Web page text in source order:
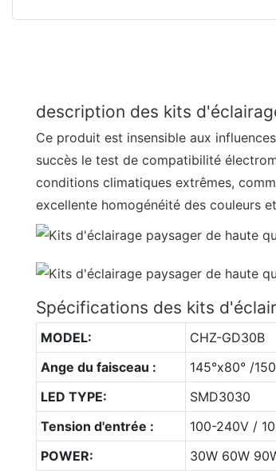
description des kits
Ce produit est insensible aux
succès le test de compatibilité
conditions climatiques extrêmes,
excellente homogénéité des couleurs
Spécifications des kits
MODEL:
CHZ-GD30B
Ange du faisceau :
145°x80° /
LED TYPE:
SMD3030
Tension d'entrée :
100-240V /
POWER:
30W 60W